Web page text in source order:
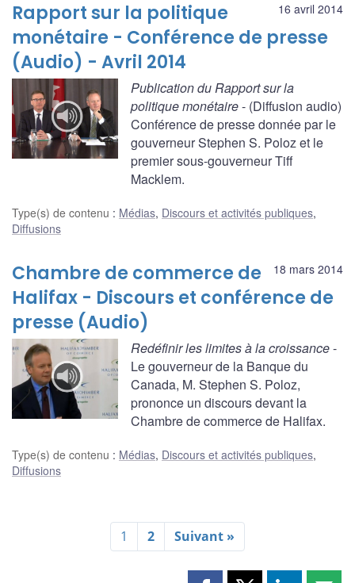
16 avril 2014
Rapport sur la politique
monétaire - Conférence de presse
(Audio) - Avril 2014
Publication du Rapport sur la
politique monétaire- (Diffusion audio)
Conférence de presse donnée par le
gouverneur Stephen S. Poloz et le
premier sous-gouverneur Tiff
Macklem.
Type(s) de contenu : Médias, Discours et activités publiques,
Diffusions
18 mars 2014
Chambre de commerce de
Halifax - Discours et conférence de
presse (Audio)
Redéfinir les limites à la croissance-
Le gouverneur de la Banque du
Canada, M. Stephen S. Poloz,
prononce un discours devant la
Chambre de commerce de Halifax.
Type(s) de contenu : Médias, Discours et activités publiques,
Diffusions
1 2 Suivant »